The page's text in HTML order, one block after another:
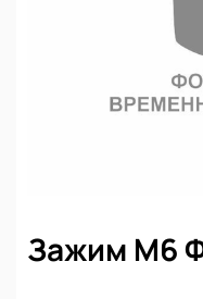
Зажим М6